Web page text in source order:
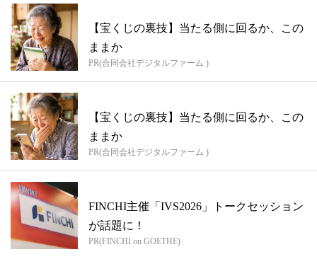
【宝くじの裏技】当たる側に回るか、この
ままか
PR(合同会社デジタルファーム )
【宝くじの裏技】当たる側に回るか、この
ままか
PR(合同会社デジタルファーム )
FINCHI主催「IVS2026」トークセッション
が話題に！
PR(FINCHI on GOETHE)